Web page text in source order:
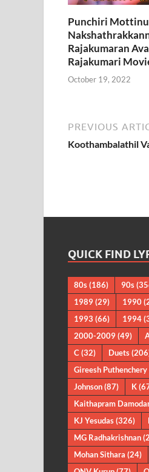
Punchiri Mottinu
Rajakumaran
Rajakumari
October 19, 2022
PREVIOUS
Koothambalathil
QUICK FIND
80s(186) 90s
1989(29) 1990
1993 (66) 1994
2000-2009(49)
C (32) Duets
Gireesh Puthenchery
Johnson(87) K
Kaithapram
KJ Yesudas(326)
MG Radhakrishnan
Mohan Sithara (24)